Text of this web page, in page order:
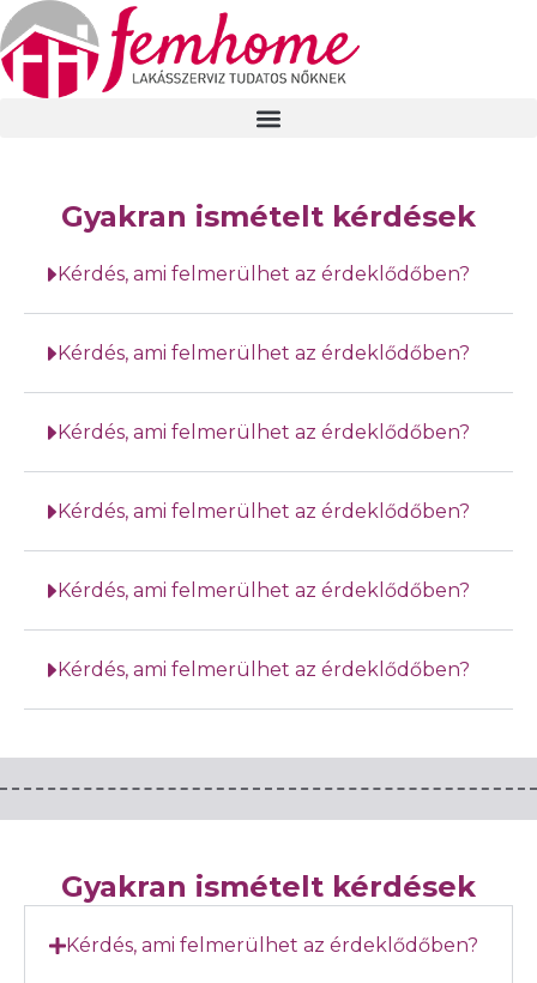
Gyakran ismételt kérdések
Kérdés, ami felmerülhet az érdeklődőben?
Kérdés, ami felmerülhet az érdeklődőben?
Kérdés, ami felmerülhet az érdeklődőben?
Kérdés, ami felmerülhet az érdeklődőben?
Kérdés, ami felmerülhet az érdeklődőben?
Kérdés, ami felmerülhet az érdeklődőben?
Gyakran ismételt kérdések
Kérdés, ami felmerülhet az érdeklődőben?